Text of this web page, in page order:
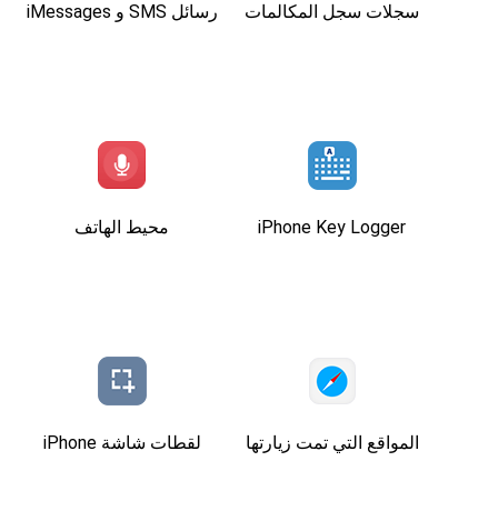
رسائل SMS و iMessages سجلات سجل المكالمات
محيط الهاتف iPhone Key Logger
لقطات شاشة iPhone المواقع التي تمت زيارتها